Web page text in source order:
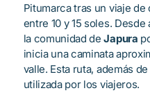
Pitumarca tras un viaje
entre 10 y 15 soles.
la comunidad deJapura
inicia una caminata
valle. Esta ruta, además
utilizada por los viajeros.